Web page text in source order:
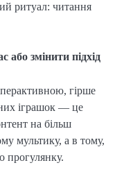
ритуал: читання
змінити підхід
гірше
іграшок — це
на більш
мультику, а в тому,
прогулянку.